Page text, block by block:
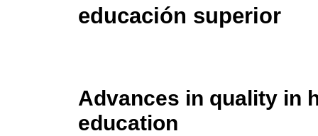
educación superior
Advances in quality in
education